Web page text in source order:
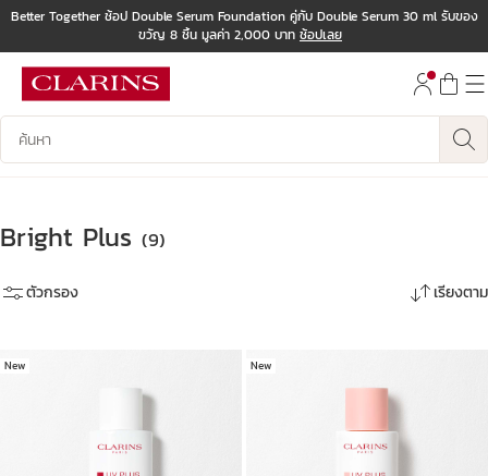
ไปที่ส่วนท้าย
Better Together ช้อป Double Serum Foundation คู่กับ Double Serum 30 ml รับของ
ขวัญ 8 ชิ้น มูลค่า 2,000 บาท ช้อปเลย
บันทึกข้อมูลค้นหา
Bright Plus (9)
ตัวกรอง เรียงตาม
New New